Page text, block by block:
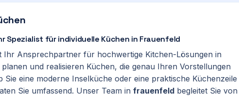
Spezialist für individuelle Küchen in Frauenfeld
Ihr Ansprechpartner für hochwertige Kitchen-Lösungen in
planen und realisieren Küchen, die genau Ihren Vorstellungen
Sie eine moderne Inselküche oder eine praktische Küchenzeile
Sie umfassend. Unser Team in frauenfeld begleitet Sie von